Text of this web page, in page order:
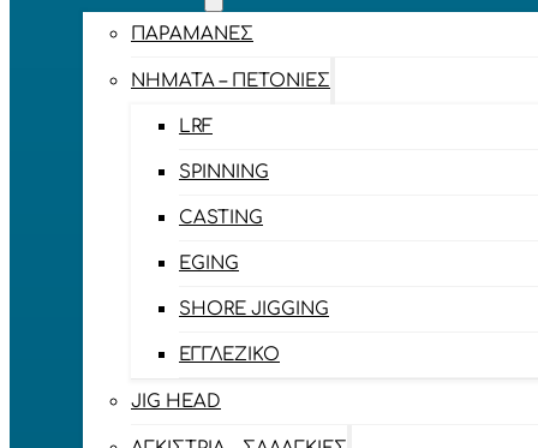
ΠΑΡΑΜΆΝΕΣ
ΝΉΜΑΤΑ – ΠΕΤΟΝΙΈΣ
LRF
SPINNING
CASTING
EGING
SHORE JIGGING
ΕΓΓΛΈΖΙΚΟ
JIG HEAD